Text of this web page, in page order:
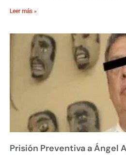
Leer más »
Prisión Preventiva a Ángel